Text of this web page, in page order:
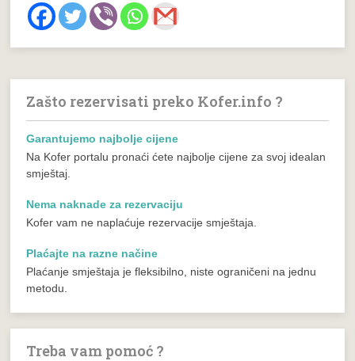
Zašto rezervisati preko Kofer.info ?
Garantujemo najbolje cijene
Na Kofer portalu pronaći ćete najbolje cijene za svoj idealan
smještaj.
Nema naknade za rezervaciju
Kofer vam ne naplaćuje rezervacije smještaja.
Plaćajte na razne načine
Plaćanje smještaja je fleksibilno, niste ograničeni na jednu
metodu.
Treba vam pomoć ?